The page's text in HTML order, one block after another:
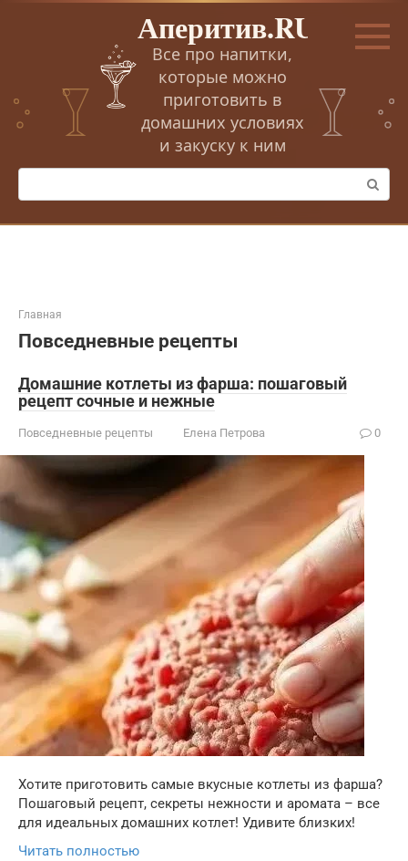
Перейти
Аперитив.RU
Все про напитки,
которые можно
приготовить в
домашних условиях
и закуску к ним
Поиск:
Главная
Повседневные рецепты
Домашние котлеты из фарша: пошаговый
рецепт сочные и нежные
Повседневные рецепты Елена Петрова 0
Хотите приготовить самые вкусные котлеты из фарша?
Пошаговый рецепт, секреты нежности и аромата – все
для идеальных домашних котлет! Удивите близких!
Читать полностью